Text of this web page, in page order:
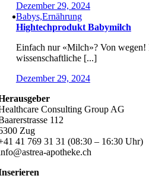
Dezember 29, 2024
Babys,Ernährung
Hightechprodukt Babymilch
Einfach nur «Milch»? Von
wissenschaftliche [...]
Dezember 29, 2024
Consulting Group AG
112
Zug
41 769 31 31 (08:30 – 16:30 Uhr)
apotheke.ch